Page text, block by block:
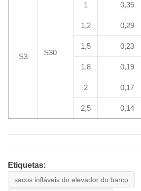
S3 S30
1 0,35
1,2 0,29
1,5 0,23
1,8 0,19
2 0,17
2,5 0,14
Etiquetas:
sacos infláveis do elevador do barco